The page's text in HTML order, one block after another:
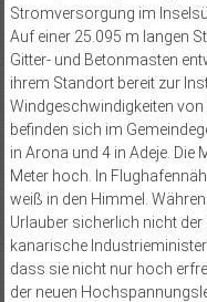
Stromversorgung im
Auf einer 25.095 m langen
Gitter- und Betonmasten
ihrem Standort bereit zur
Windgeschwindigkeiten
befinden sich im
in Arona und 4 in Adeje. Die
Meter hoch. In
weiß in den Himmel.
Urlauber sicherlich nicht der
kanarische
dass sie nicht nur hoch
der neuen